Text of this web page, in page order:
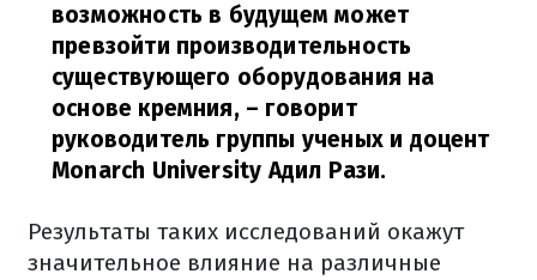
возможность в будущем может
превзойти производительность
существующего оборудования на
основе кремния, – говорит
руководитель группы ученых и доцент
Monarch University Адил Рази.
Результаты таких исследований окажут
значительное влияние на различные